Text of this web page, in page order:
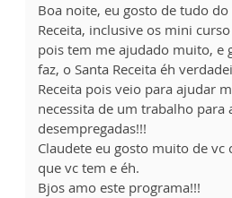
Boa noite, eu gosto de tudo
Receita, inclusive os mini
pois tem me ajudado muito, e
faz, o Santa Receita éh
Receita pois veio para ajudar
necessita de um trabalho para
desempregadas!!!
Claudete eu gosto muito de vc
que vc tem e éh.
Bjos amo este programa!!!